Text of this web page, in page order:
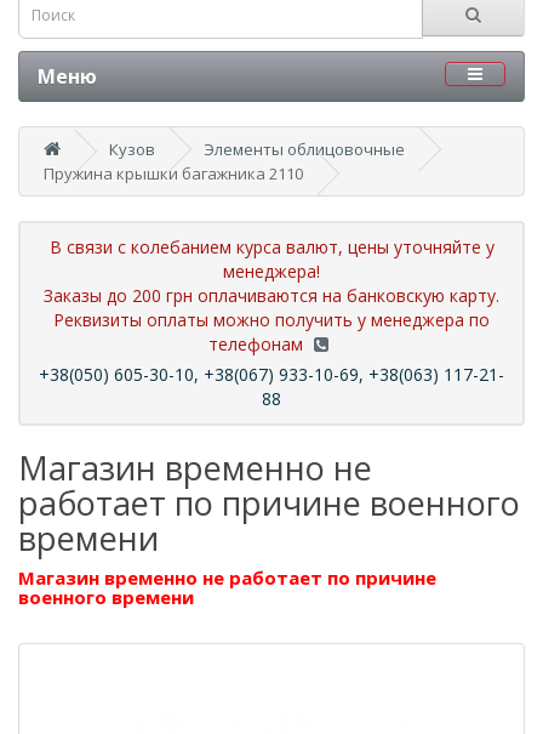
Меню
Кузов
Элементы облицовочные
Пружина крышки багажника 2110
В связи с колебанием курса валют, цены уточняйте у
менеджера!
Заказы до 200 грн оплачиваются на банковскую карту.
Реквизиты оплаты можно получить у менеджера по
телефонам
+38(050) 605-30-10, +38(067) 933-10-69, +38(063) 117-21-
88
Магазин временно не
работает по причине военного
времени
Магазин временно не работает по причине
военного времени